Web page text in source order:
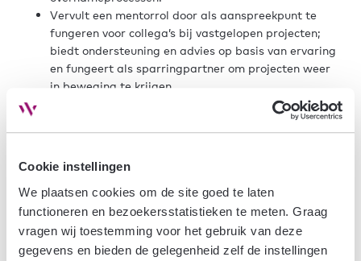
Cookie instellingen
We plaatsen cookies om de site goed te laten
functioneren en bezoekersstatistieken te meten. Graag
vragen wij toestemming voor het gebruik van deze
gegevens en bieden de gelegenheid zelf de instellingen
Vervult een mentorrol door als aanspreekpunt te
fungeren voor collega’s bij vastgelopen projecten;
biedt ondersteuning en advies op basis van ervaring
en fungeert als sparringpartner om projecten weer
in beweging te krijgen
Wat breng jij mee?
Minimaal 10 jaar relevante werkervaring in
projectontwikkelaar is een pré.
Managementervaring.
Ervaring met managen en verbeteren van processen
(digitaliseren etc.).